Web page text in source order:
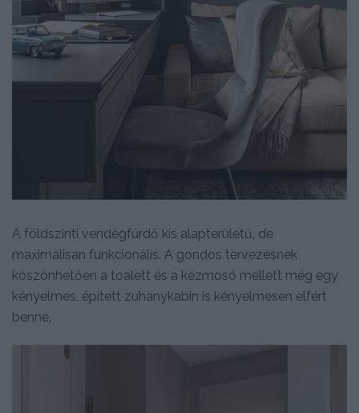
A földszinti vendégfürdő kis alapterületű, de
maximálisan funkcionális. A gondos tervezésnek
köszönhetően a toalett és a kézmosó mellett még egy
kényelmes, épített zuhanykabin is kényelmesen elfért
benne.